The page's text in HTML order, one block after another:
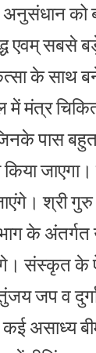
को
एवम् सबसे
के साथ
मंत्र
पास
किया
श्री गुरु
के
संस्कृत के
जप व
असाध्य